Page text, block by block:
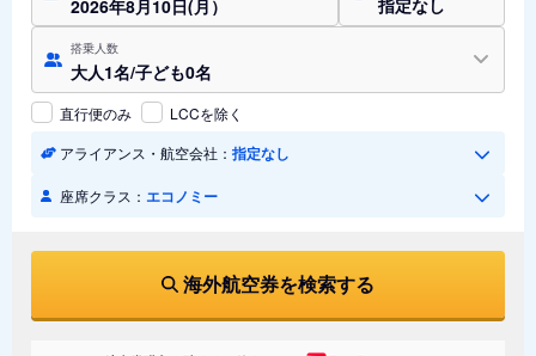
2026年8月10日(月） 指定なし
搭乗人数
大人1名/子ども0名
直行便のみ
LCCを除く
アライアンス・航空会社： 指定なし
座席クラス： エコノミー
海外航空券を検索する